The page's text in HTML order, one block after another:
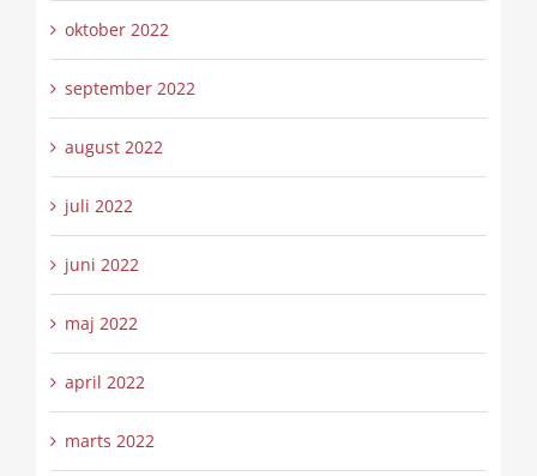
oktober 2022
september 2022
august 2022
juli 2022
juni 2022
maj 2022
april 2022
marts 2022